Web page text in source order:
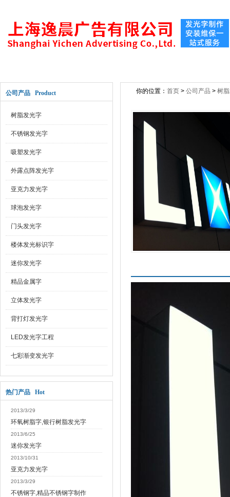
公司产品 Product
树脂发光字
不锈钢发光字
吸塑发光字
外露点阵发光字
亚克力发光字
球泡发光字
门头发光字
楼体发光标识字
迷你发光字
精品金属字
立体发光字
背打灯发光字
LED发光字工程
七彩渐变发光字
热门产品 Hot
2013/3/29
环氧树脂字,银行树脂发光字
2013/6/25
迷你发光字
2013/10/31
亚克力发光字
2013/3/29
不锈钢字,精品不锈钢字制作
你的位置： 首页 > 公司产品 > 树